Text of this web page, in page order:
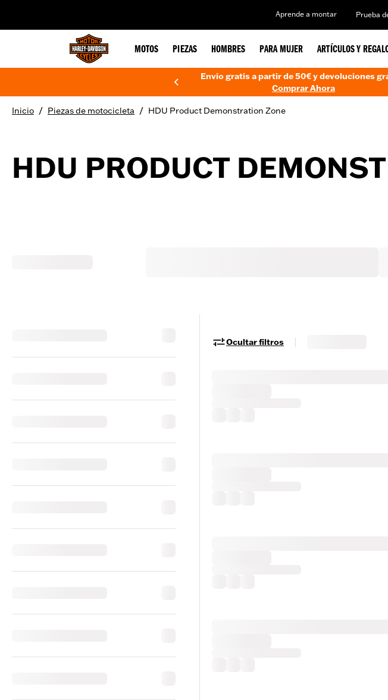
Aprende a montar Prueba
MOTOS PIEZAS HOMBRES PARA MUJER ARTÍCULOS Y
Envío gratis a partir de 50€ y devoluciones
Comprar Ahora
Inicio / Piezas de motocicleta / HDU Product Demonstration Zone
HDU PRODUCT
Ocultar filtros